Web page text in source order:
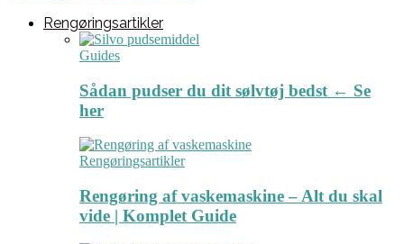
Rengøringsartikler
Guides
Sådan pudser du dit sølvtøj bedst ← Se
her
Rengøringsartikler
Rengøring af vaskemaskine – Alt du skal
vide | Komplet Guide